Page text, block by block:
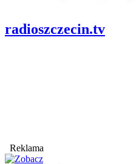
radioszczecin.tv
Reklama